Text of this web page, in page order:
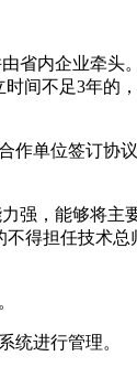
省内企业牵头
间不足3年的
作单位签订协议
强，能够将主
不得担任技术总
统进行管理。